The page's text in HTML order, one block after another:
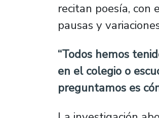
recitan poesía, con
pausas y
“Todos hemos
en el colegio o
preguntamos es